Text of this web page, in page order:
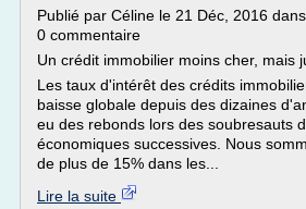
Publié par Céline le 21 Déc, 2016
0 commentaire
Un crédit immobilier moins cher, mais
Les taux d'intérêt des crédits
baisse globale depuis des dizaines
eu des rebonds lors des soubresauts
économiques successives. Nous
de plus de 15% dans les...
Lire la suite